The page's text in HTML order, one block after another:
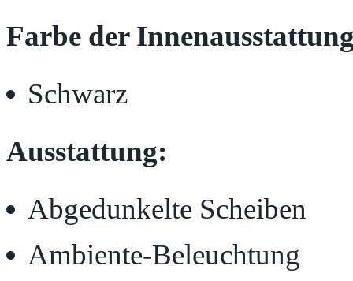
Farbe der
Schwarz
Ausstattung:
Abgedunkelte Scheiben
Ambiente-Beleuchtung